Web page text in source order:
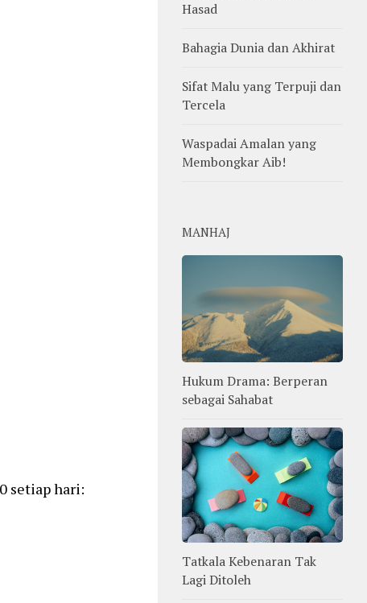
setiap hari:
Hasad
Bahagia Dunia dan Akhirat
Sifat Malu yang Terpuji dan
Tercela
Waspadai Amalan yang
Membongkar Aib!
MANHAJ
Hukum Drama: Berperan
sebagai Sahabat
Tatkala Kebenaran Tak
Lagi Ditoleh